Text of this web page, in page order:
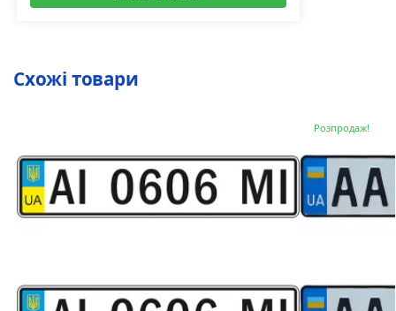
Схожі товари
Розпродаж!